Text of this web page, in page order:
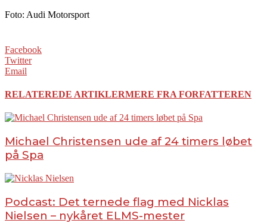
Foto: Audi Motorsport
Facebook
Twitter
Email
RELATEREDE ARTIKLERMERE FRA FORFATTEREN
Michael Christensen ude af 24 timers løbet
på Spa
Podcast: Det ternede flag med Nicklas
Nielsen – nykåret ELMS-mester